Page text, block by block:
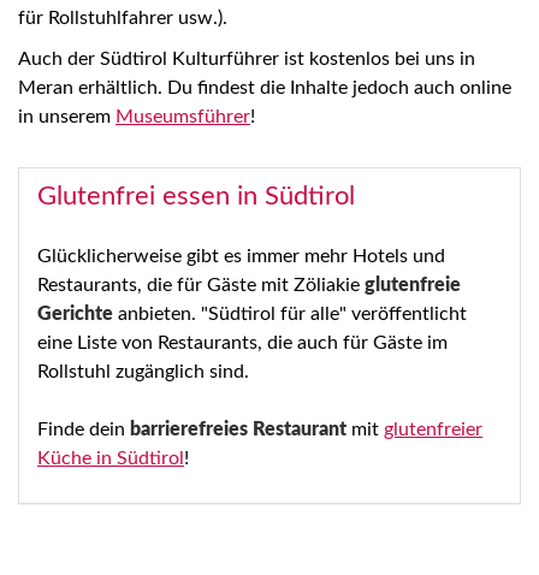
für Rollstuhlfahrer usw.).
Auch der Südtirol Kulturführer ist kostenlos bei uns in
Meran erhältlich. Du findest die Inhalte jedoch auch online
in unserem Museumsführer!
Glutenfrei essen in Südtirol
Glücklicherweise gibt es immer mehr Hotels und
Restaurants, die für Gäste mit Zöliakie glutenfreie
Gerichte anbieten. "Südtirol für alle" veröffentlicht
eine Liste von Restaurants, die auch für Gäste im
Rollstuhl zugänglich sind.
Finde dein barrierefreies Restaurant mit glutenfreier
Küche in Südtirol !